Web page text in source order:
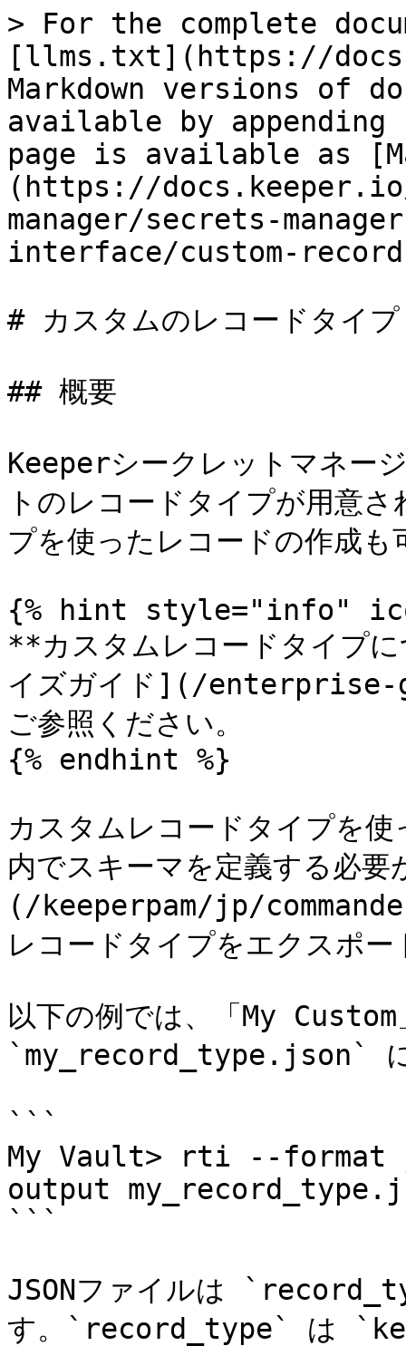
> For the complete
[llms.txt](https://
Markdown versions of
available by
page is available as
(https://
manager/secrets-
interface/custom-
# カスタムのレコードタイプ
## 概要
Keeperシークレットマネー
トのレコードタイプが用意
プを使ったレコードの作成も
{% hint style="info"
**カスタムレコードタイプ
イズガイド](/
ご参照ください。
{% endhint %}
カスタムレコードタイプを
内でスキーマを定義する必
(/keeperpam/jp/
レコードタイプをエクスポー
以下の例では、「My
`my_record_type.json` に
```
My Vault> rti --format
output
```
JSONファイルは
す。`record_type` は